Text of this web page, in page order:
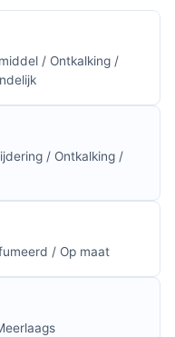
/ Ontkalking /
/ Ontkalking /
/ Op maat